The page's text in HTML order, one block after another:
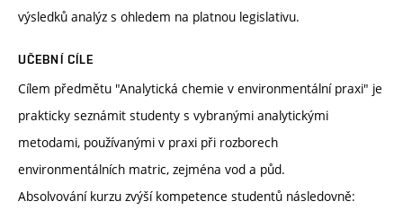
výsledků analýz s ohledem na platnou legislativu.
UČEBNÍ CÍLE
Cílem předmětu "Analytická chemie v environmentální praxi" je
prakticky seznámit studenty s vybranými analytickými
metodami, používanými v praxi při rozborech
environmentálních matric, zejména vod a půd.
Absolvování kurzu zvýší kompetence studentů následovně: